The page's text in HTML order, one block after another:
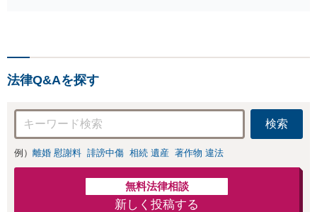
法律Q&Aを探す
検索
例） 離婚 慰謝料 誹謗中傷 相続 遺産 著作物 違法
無料法律相談
新しく投稿する